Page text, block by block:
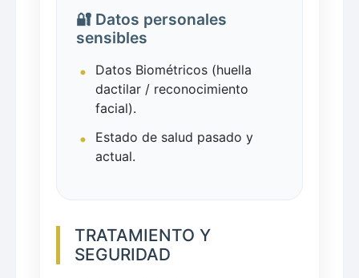
🔐 Datos personales
sensibles
Datos Biométricos (huella
dactilar / reconocimiento
facial).
Estado de salud pasado y
actual.
TRATAMIENTO Y
SEGURIDAD